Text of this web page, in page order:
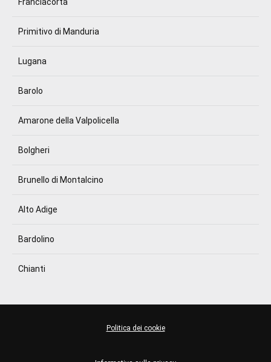
Primitivo di Manduria
Lugana
Barolo
Amarone della Valpolicella
Bolgheri
Brunello di Montalcino
Alto Adige
Bardolino
Chianti
Politica dei cookie